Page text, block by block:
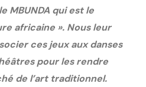
MBUNDA qui est le
africaine ». Nous leur
ces jeux aux danses
pour les rendre
de l’art traditionnel.